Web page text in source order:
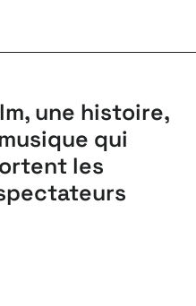
une histoire,
qui
les